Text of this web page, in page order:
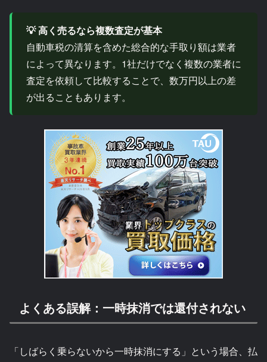
💡 高く売るなら複数査定が基本
自動車税の清算を含めた総合的な手取り額は業者
によって異なります。1社だけでなく複数の業者に
査定を依頼して比較することで、数万円以上の差
が出ることもあります。
よくある誤解：一時抹消では還付されない
「しばらく乗らないから一時抹消にする」という場合、払